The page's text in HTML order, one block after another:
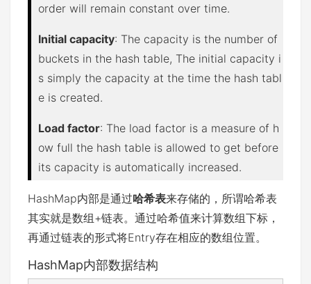
order will remain constant over time.
Initial capacity: The capacity is the number of
buckets in the hash table, The initial capacity i
s simply the capacity at the time the hash tabl
e is created.
Load factor: The load factor is a measure of h
ow full the hash table is allowed to get before
its capacity is automatically increased.
HashMap内部是通过哈希表来存储的，所谓哈希表
其实就是数组+链表。通过哈希值来计算数组下标，
再通过链表的形式将Entry存在相应的数组位置。
HashMap内部数据结构